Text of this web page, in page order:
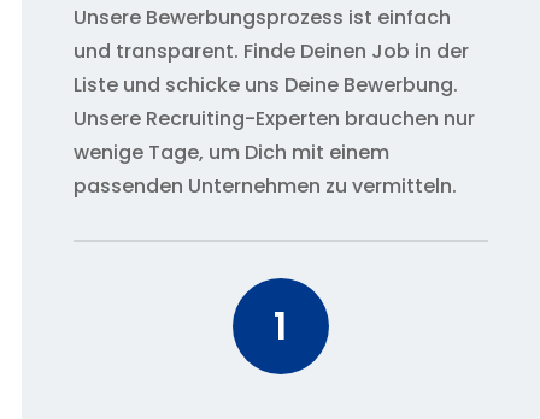
Unsere Bewerbungsprozess ist einfach
und transparent. Finde Deinen Job in der
Liste und schicke uns Deine Bewerbung.
Unsere Recruiting-Experten brauchen nur
wenige Tage, um Dich mit einem
passenden Unternehmen zu vermitteln.
1